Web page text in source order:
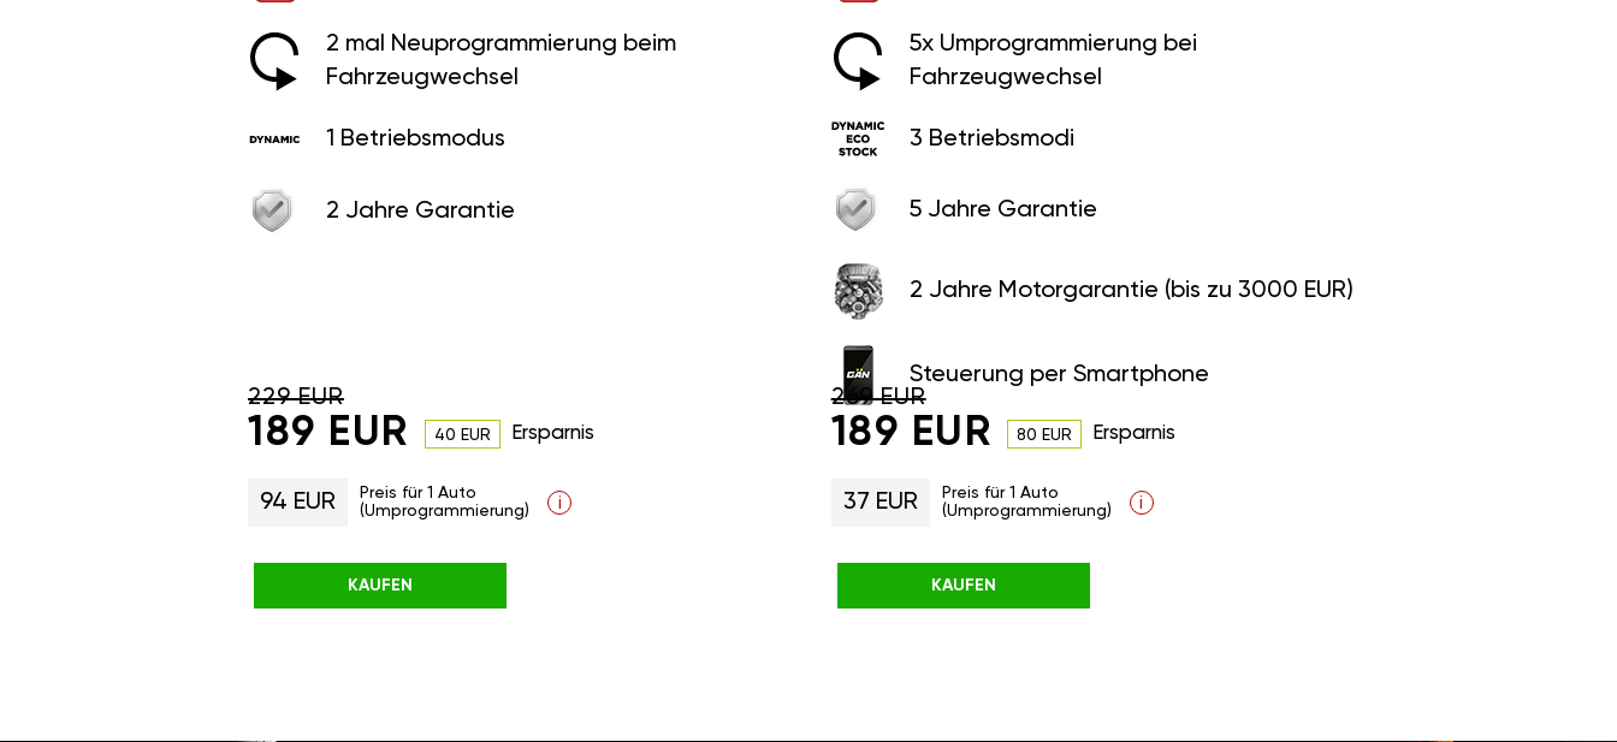
5x Umprogrammierung bei
Fahrzeugwechsel
3 Betriebsmodi
5 Jahre Garantie
2 Jahre Motorgarantie (bis zu 3000 EUR)
Steuerung per Smartphone
269 EUR
189 EUR 80 EUR Ersparnis
37 EUR
Preis für 1 Auto
(Umprogrammierung)
i
KAUFEN
2 mal Neuprogrammierung beim
Fahrzeugwechsel
1 Betriebsmodus
2 Jahre Garantie
229 EUR
189 EUR 40 EUR Ersparnis
94 EUR
Preis für 1 Auto
(Umprogrammierung)
i
KAUFEN